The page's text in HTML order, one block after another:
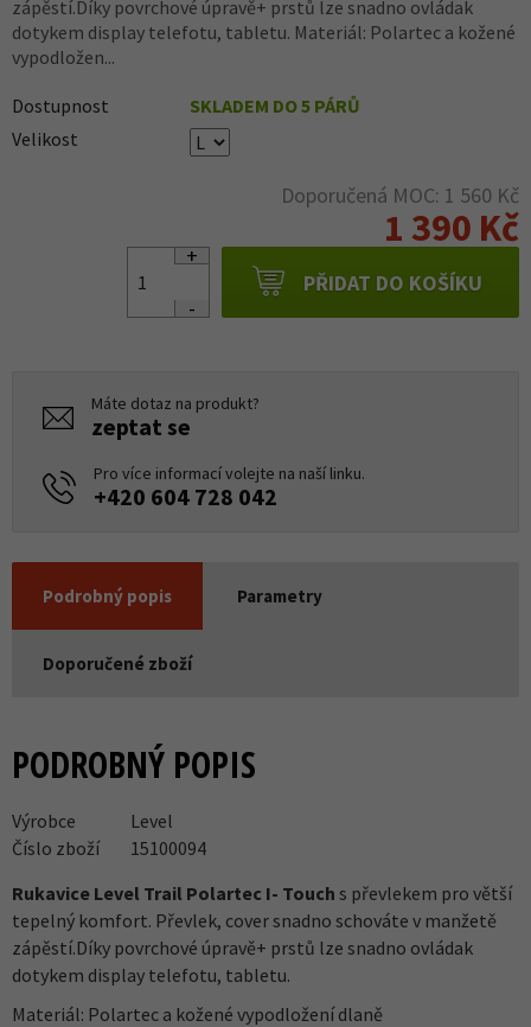
zápěstí.Díky povrchové úpravě+ prstů lze snadno ovládak
dotykem display telefotu, tabletu. Materiál: Polartec a kožené
vypodložen...
Dostupnost
SKLADEM DO 5 PÁRŮ
Velikost
Doporučená MOC: 1 560 Kč
1 390 Kč
PŘIDAT DO KOŠÍKU
Máte dotaz na produkt?
zeptat se
Pro více informací volejte na naší linku.
+420 604 728 042
Podrobný popis Parametry
Doporučené zboží
PODROBNÝ POPIS
Výrobce
Level
Číslo zboží
15100094
Rukavice Level Trail Polartec I- Touch s převlekem pro větší
tepelný komfort. Převlek, cover snadno schováte v manžetě
zápěstí.Díky povrchové úpravě+ prstů lze snadno ovládak
dotykem display telefotu, tabletu.
Materiál: Polartec a kožené vypodložení dlaně